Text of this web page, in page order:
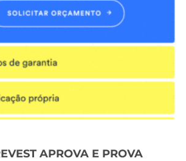
APROVA E PROVA